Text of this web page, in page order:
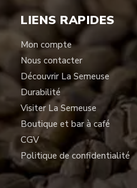
LIENS RAPIDES
Mon compte
Nous contacter
Découvrir La Semeuse
Durabilité
Visiter La Semeuse
Boutique et bar à café
CGV
Politique de confidentialité